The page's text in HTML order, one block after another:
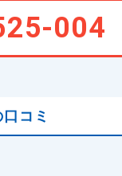
004
コミ